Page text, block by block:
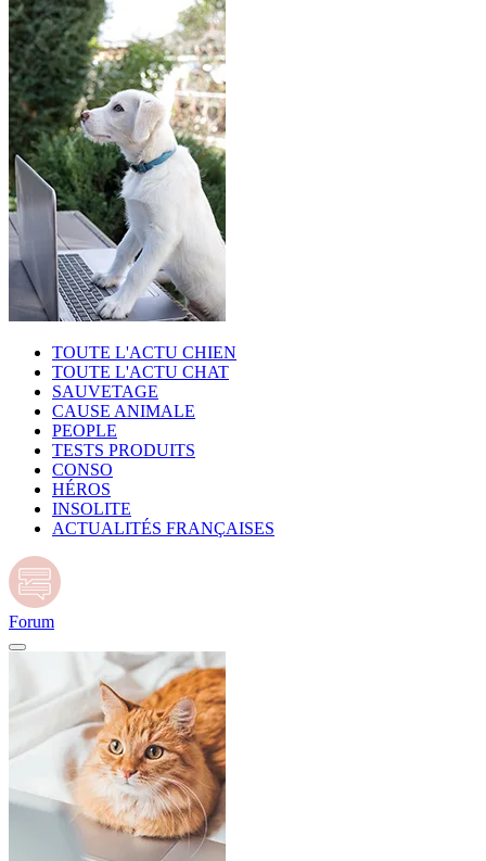
TOUTE L'ACTU CHIEN
TOUTE L'ACTU CHAT
SAUVETAGE
CAUSE ANIMALE
PEOPLE
TESTS PRODUITS
CONSO
HÉROS
INSOLITE
ACTUALITÉS FRANÇAISES
Forum